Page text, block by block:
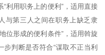
利用职务上的便利”，适用直接
与第三人之间在职务上缺乏隶
位形成的便利条件”，适用斡旋
判断是否符合“谋取不正当利